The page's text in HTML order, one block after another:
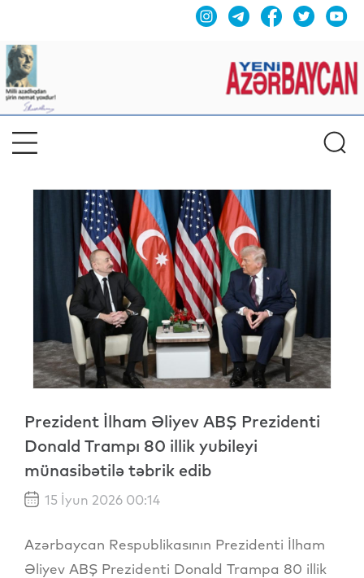
Prezident İlham Əliyev ABŞ Prezidenti
Donald Trampı 80 illik yubileyi
münasibətilə təbrik edib
15 İyun 2026 00:14
Azərbaycan Respublikasının Prezidenti İlham
Əliyev ABŞ Prezidenti Donald Trampa 80 illik